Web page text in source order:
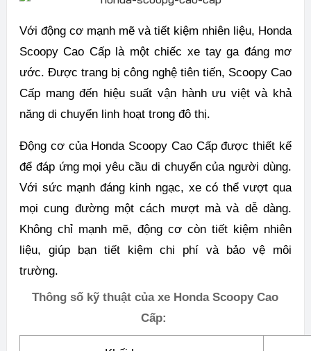
Với động cơ mạnh mẽ và tiết kiệm nhiên liệu, Honda
Scoopy Cao Cấp là một chiếc xe tay ga đáng mơ
ước. Được trang bị công nghệ tiên tiến, Scoopy Cao
Cấp mang đến hiệu suất vận hành ưu việt và khả
năng di chuyển linh hoạt trong đô thị.
Động cơ của Honda Scoopy Cao Cấp được thiết kế
để đáp ứng mọi yêu cầu di chuyển của người dùng.
Với sức mạnh đáng kinh ngạc, xe có thể vượt qua
mọi cung đường một cách mượt mà và dễ dàng.
Không chỉ mạnh mẽ, động cơ còn tiết kiệm nhiên
liệu, giúp bạn tiết kiệm chi phí và bảo vệ môi
trường.
Thông số kỹ thuật của xe Honda Scoopy Cao
Cấp: